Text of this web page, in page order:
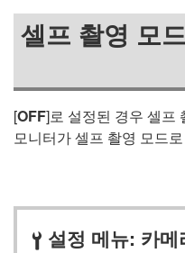
셀프 촬영 모드
[OFF]로 설정된 경우 셀프
모니터가 셀프 촬영 모드
B 설정 메뉴: 카메